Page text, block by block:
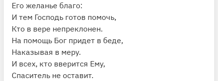
Его желанье благо:
И тем Господь готов помочь,
Кто в вере непреклонен.
На помощь Бог придет в беде,
Наказывая в меру.
И всех, кто вверится Ему,
Спаситель не оставит.